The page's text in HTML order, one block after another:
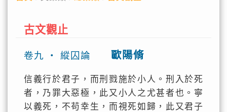
古文觀止
卷九 ‧ 縱囚論 歐陽脩
信義行於君子，而刑戮施於小人。刑入於死
者，乃罪大惡極，此又小人之尤甚者也。寧
以義死，不苟幸生，而視死如歸，此又君子